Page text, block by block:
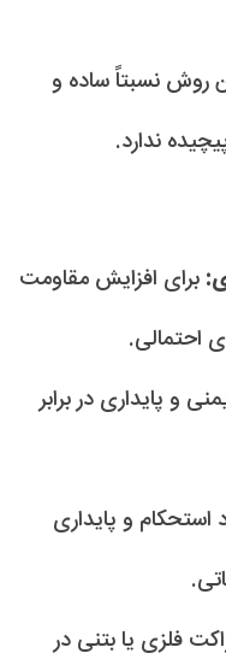
روش نسبتاً ساده و
ندارد.
برای افزایش مقاومت
احتمالی.
و پایداری در برابر
استحکام و پایداری
فلزی یا بتنی در